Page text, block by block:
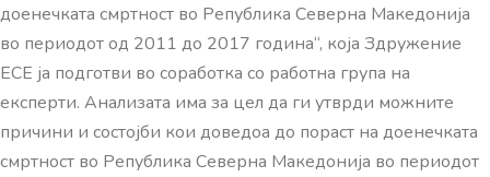
доенечката смртност во Република Северна Македонија
во периодот од 2011 до 2017 година“, која Здружение
ЕСЕ ја подготви во соработка со работна група на
експерти. Анализата има за цел да ги утврди можните
причини и состојби кои доведоа до пораст на доенечката
смртност во Република Северна Македонија во периодот